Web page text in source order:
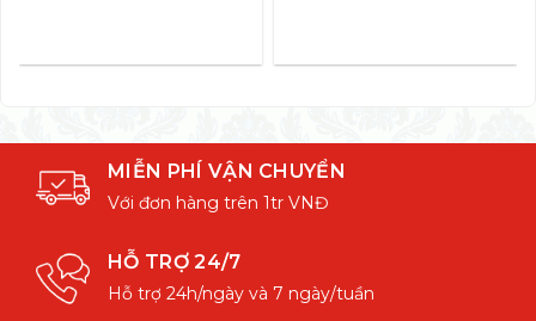
MIỄN PHÍ VẬN CHUYỂN
Với đơn hàng trên 1tr VNĐ
HỖ TRỢ 24/7
Hỗ trợ 24h/ngày và 7 ngày/tuần